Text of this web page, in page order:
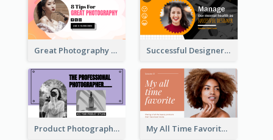
Great Photography YouTube Thumbnail Design Successful Designer Workshop YouTube Thumbnail Design
Product Photography YouTube Thumbnail Design My All Time Favorite Beauty Product YouTube Thumbnail